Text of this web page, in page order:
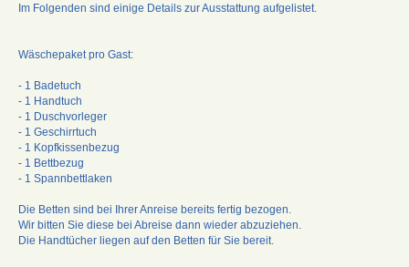
Im Folgenden sind einige Details zur Ausstattung aufgelistet.
Wäschepaket pro Gast:
- 1 Badetuch
- 1 Handtuch
- 1 Duschvorleger
- 1 Geschirrtuch
- 1 Kopfkissenbezug
- 1 Bettbezug
- 1 Spannbettlaken
Die Betten sind bei Ihrer Anreise bereits fertig bezogen.
Wir bitten Sie diese bei Abreise dann wieder abzuziehen.
Die Handtücher liegen auf den Betten für Sie bereit.